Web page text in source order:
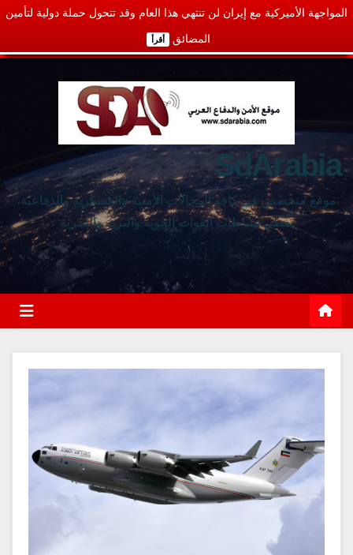
المواجهة الأميركية مع إيران لن تنتهي هذا العام وقد تتحول حملة دولية لتأمين
المضائق أقرأ
SdArabia
موقع متخصص في كافة المجالات الأمنية والعسكرية والدفاعية،
يغطي نشاطات القوات الجوية والبرية والبحرية